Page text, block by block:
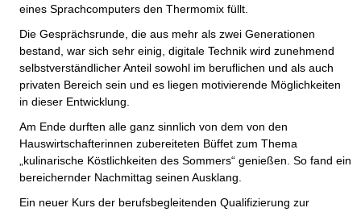
eines Sprachcomputers den Thermomix füllt.
Die Gesprächsrunde, die aus mehr als zwei Generationen
bestand, war sich sehr einig, digitale Technik wird zunehmend
selbstverständlicher Anteil sowohl im beruflichen und als auch
privaten Bereich sein und es liegen motivierende Möglichkeiten
in dieser Entwicklung.
Am Ende durften alle ganz sinnlich von dem von den
Hauswirtschafterinnen zubereiteten Büffet zum Thema
„kulinarische Köstlichkeiten des Sommers“ genießen. So fand ein
bereichernder Nachmittag seinen Ausklang.
Ein neuer Kurs der berufsbegleitenden Qualifizierung zur